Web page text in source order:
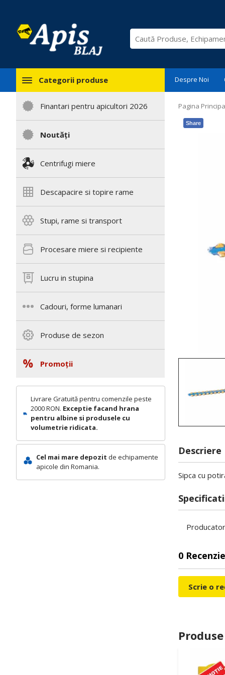
Categorii produse
Finantari pentru apicultori 2026
Noutăți
Centrifugi miere
Descapacire si topire rame
Stupi, rame si transport
Procesare miere si recipiente
Lucru in stupina
Cadouri, forme lumanari
Produse de sezon
Promoții
Despre Noi
Livrare Gratuită pentru comenzile peste
2000 RON. Exceptie facand hrana
pentru albine si produsele cu
volumetrie ridicata.
Cel mai mare depozit de echipamente
apicole din Romania.
Pagina
Share
Descriere
Sipca cu
Producator
0
Scrie o